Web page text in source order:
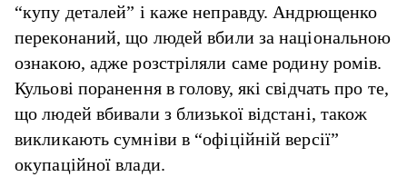
“купу деталей” і каже неправду. Андрющенко
переконаний, що людей вбили за національною
ознакою, адже розстріляли саме родину ромів.
Кульові поранення в голову, які свідчать про те,
що людей вбивали з близької відстані, також
викликають сумніви в “офіційній версії”
окупаційної влади.